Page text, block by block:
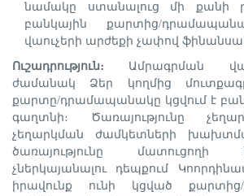
նամակը ստանալուց մի քանի
բանկային քարտից/
վաուչերի արժեքի չափով
Ուշադրություն։ Ամրագրման
ժամանակ Ձեր կողմից
քարտը/դրամապանակը կցվում է
գաղտնի։ Ծառայությունը
չեղարկման ժամկետների
ծառայությունը մատուցողի
չներկայանալու դեպքում
իրավունք ունի կցված